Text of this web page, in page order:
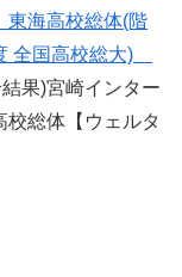
海高校総体(階
全国高校総大)
結果)宮崎インター
総体【ウェルタ